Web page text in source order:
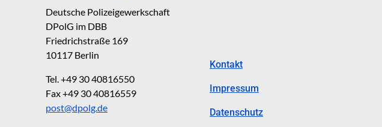
Deutsche Polizeigewerkschaft
DPolG im DBB
Friedrichstraße 169
10117 Berlin
Tel. +49 30 40816550
Fax +49 30 40816559
post@dpolg.de
Kontakt
Impressum
Datenschutz